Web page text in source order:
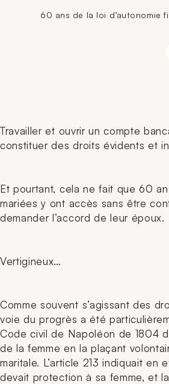
60 ans de la loi d’autonomie
Travailler et ouvrir un compte
constituer des droits évidents et
Et pourtant, cela ne fait que 60
mariées y ont accès sans être
demander l’accord de leur époux.
Vertigineux…
Comme souvent s’agissant des
voie du progrès a été
Code civil de Napoléon de 1804
de la femme en la plaçant
maritale. L’article 213 indiquait en
devait protection à sa femme, et